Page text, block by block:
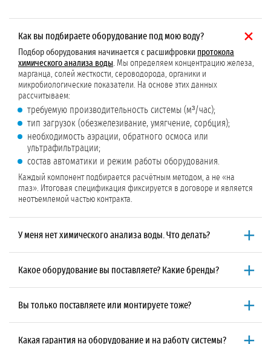
Как вы подбираете оборудование под мою воду?
Подбор оборудования начинается с расшифровки протокола
химического анализа воды. Мы определяем концентрацию железа,
марганца, солей жесткости, сероводорода, органики и
микробиологические показатели. На основе этих данных
рассчитываем:
требуемую производительность системы (м³/час);
тип загрузок (обезжелезивание, умягчение, сорбция);
необходимость аэрации, обратного осмоса или
ультрафильтрации;
состав автоматики и режим работы оборудования.
Каждый компонент подбирается расчётным методом, а не «на
глаз». Итоговая спецификация фиксируется в договоре и является
неотъемлемой частью контракта.
У меня нет химического анализа воды. Что делать?
Мы организуем отбор проб и исследование воды в
выезжает специалист либо мы отправляем набор для
самостоятельного отбора проб с инструкцией;
пробы доставляются в лабораторию для расширенного
химического анализа (до 54 показателей);
по готовности протокола наши технологи расшифровывают
результаты и подбирают оборудование.
Какое оборудование вы поставляете? Какие бренды?
Мы поставляем оборудование только проверенных
Клапаны управления:Runxin, Clack, Autotrol;
Мембраны для обратного осмоса и ультрафильтрации:Dow,
Hydranautics;
Вы только поставляете или монтируете тоже?
Мы работаем по единомудоговору подряда: подбор, поставка,
Какая гарантия на оборудование и на работу системы?